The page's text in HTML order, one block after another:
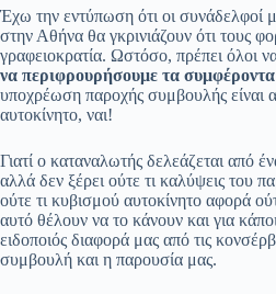
Έχω την εντύπωση ότι οι συνάδελφοί
στην Αθήνα θα γκρινιάζουν ότι τους
γραφειοκρατία. Ωστόσο, πρέπει όλοι
να περιφρουρήσουμε τα
υποχρέωση παροχής συμβουλής είναι
αυτοκίνητο, ναι!
Γιατί ο καταναλωτής δελεάζεται από
αλλά δεν ξέρει ούτε τι καλύψεις του
ούτε τι κυβισμού αυτοκίνητο αφορά
αυτό θέλουν να το κάνουν και για
ειδοποιός διαφορά μας από τις
συμβουλή και η παρουσία μας.